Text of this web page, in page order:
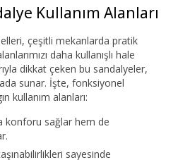
Kullanım Alanları
çeşitli mekanlarda pratik
daha kullanışlı hale
dikkat çeken bu sandalyeler,
sunar. İşte, fonksiyonel
kullanım alanları:
konforu sağlar hem de
sayesinde